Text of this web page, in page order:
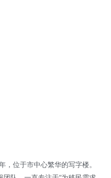
位于市中心繁华的写字楼。